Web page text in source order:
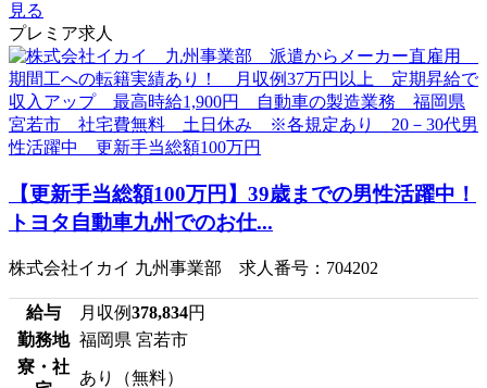
見る
プレミア求人
【更新手当総額100万円】39歳までの男性活躍中！
トヨタ自動車九州でのお仕...
株式会社イカイ 九州事業部 求人番号：704202
給与 月収例378,834円
勤務地 福岡県 宮若市
寮・社
あり（無料）